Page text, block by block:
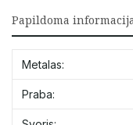
Papildoma
Metalas:
Praba: